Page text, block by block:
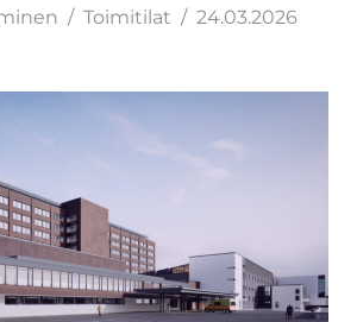
Toimitilat 24.03.2026